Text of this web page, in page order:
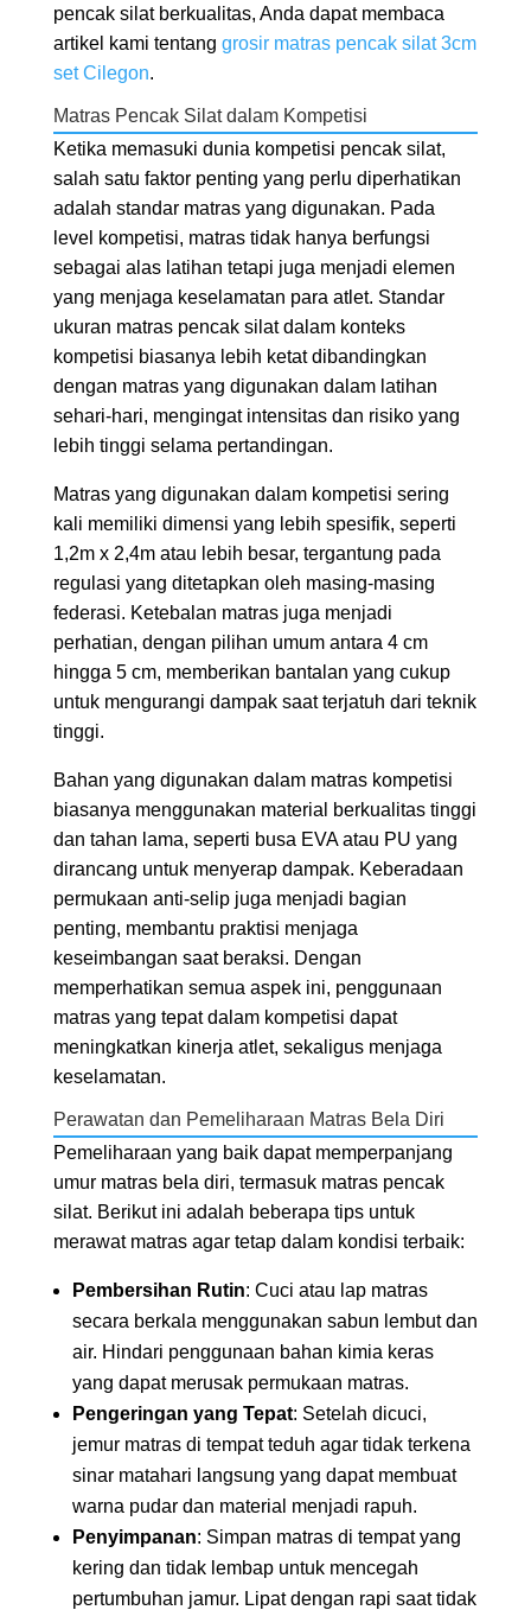
pencak silat berkualitas, Anda dapat membaca
artikel kami tentang grosir matras pencak silat 3cm
set Cilegon.
Matras Pencak Silat dalam Kompetisi
Ketika memasuki dunia kompetisi pencak silat,
salah satu faktor penting yang perlu diperhatikan
adalah standar matras yang digunakan. Pada
level kompetisi, matras tidak hanya berfungsi
sebagai alas latihan tetapi juga menjadi elemen
yang menjaga keselamatan para atlet. Standar
ukuran matras pencak silat dalam konteks
kompetisi biasanya lebih ketat dibandingkan
dengan matras yang digunakan dalam latihan
sehari-hari, mengingat intensitas dan risiko yang
lebih tinggi selama pertandingan.
Matras yang digunakan dalam kompetisi sering
kali memiliki dimensi yang lebih spesifik, seperti
1,2m x 2,4m atau lebih besar, tergantung pada
regulasi yang ditetapkan oleh masing-masing
federasi. Ketebalan matras juga menjadi
perhatian, dengan pilihan umum antara 4 cm
hingga 5 cm, memberikan bantalan yang cukup
untuk mengurangi dampak saat terjatuh dari teknik
tinggi.
Bahan yang digunakan dalam matras kompetisi
biasanya menggunakan material berkualitas tinggi
dan tahan lama, seperti busa EVA atau PU yang
dirancang untuk menyerap dampak. Keberadaan
permukaan anti-selip juga menjadi bagian
penting, membantu praktisi menjaga
keseimbangan saat beraksi. Dengan
memperhatikan semua aspek ini, penggunaan
matras yang tepat dalam kompetisi dapat
meningkatkan kinerja atlet, sekaligus menjaga
keselamatan.
Perawatan dan Pemeliharaan Matras Bela Diri
Pemeliharaan yang baik dapat memperpanjang
umur matras bela diri, termasuk matras pencak
silat. Berikut ini adalah beberapa tips untuk
merawat matras agar tetap dalam kondisi terbaik:
Pembersihan Rutin: Cuci atau lap matras
secara berkala menggunakan sabun lembut dan
air. Hindari penggunaan bahan kimia keras
yang dapat merusak permukaan matras.
Pengeringan yang Tepat: Setelah dicuci,
jemur matras di tempat teduh agar tidak terkena
sinar matahari langsung yang dapat membuat
warna pudar dan material menjadi rapuh.
Penyimpanan: Simpan matras di tempat yang
kering dan tidak lembap untuk mencegah
pertumbuhan jamur. Lipat dengan rapi saat tidak